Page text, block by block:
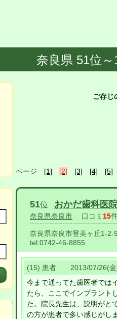
奈良県 51位～
ご存じ
ページ [1] [2] [3] [4] [5]
51位 おかだ歯科医
奈良県奈良市 口コミ 15
奈良県奈良市登美ヶ丘1-2-9
tel:0742-46-8855
(15) 患者 2013/07/26(
今まで通ってた歯医者では
たら、ここでインプラント
た。院長先生は、説明がと
の方が患者で多い感じがしま